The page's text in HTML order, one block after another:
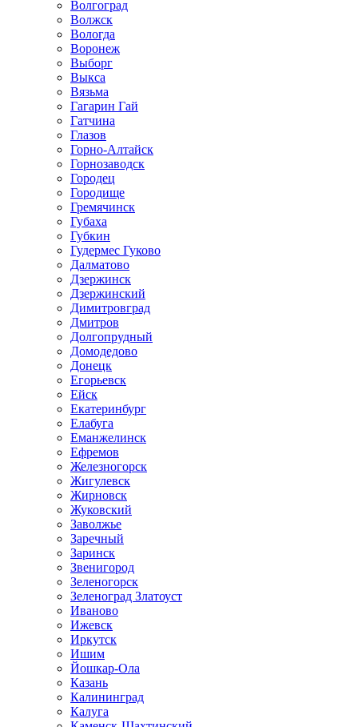
Волгоград
Волжск
Вологда
Воронеж
Выборг
Выкса
Вязьма
Гагарин Гай
Гатчина
Глазов
Горно-Алтайск
Горнозаводск
Городец
Городище
Гремячинск
Губаха
Губкин
Гудермес Гуково
Далматово
Дзержинск
Дзержинский
Димитровград
Дмитров
Долгопрудный
Домодедово
Донецк
Егорьевск
Ейск
Екатеринбург
Елабуга
Еманжелинск
Ефремов
Железногорск
Жигулевск
Жирновск
Жуковский
Заволжье
Заречный
Заринск
Звенигород
Зеленогорск
Зеленоград Златоуст
Иваново
Ижевск
Иркутск
Ишим
Йошкар-Ола
Казань
Калининград
Калуга